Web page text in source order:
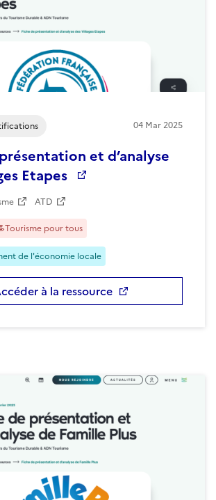
04 Mar2025
et d’analyse
Etapes
ATD
Tourisme pour tous
de l'économie locale
à la ressource
aux favoris
aux favoris